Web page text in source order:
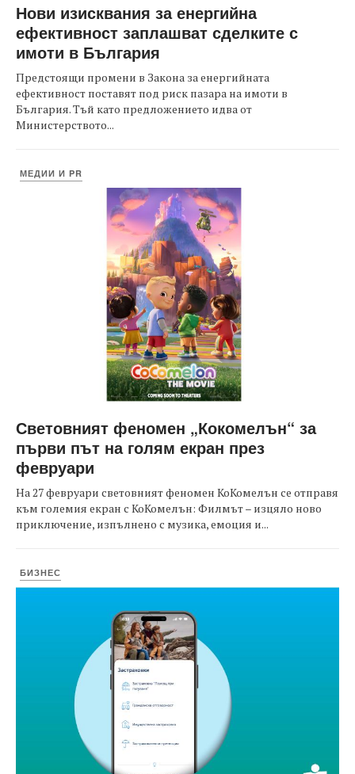
Нови изисквания за енергийна
ефективност заплашват сделките с
имоти в България
Предстоящи промени в Закона за енергийната
ефективност поставят под риск пазара на имоти в
България. Тъй като предложението идва от
Министерството...
МЕДИИ И PR
Световният феномен „Кокомелън“ за
първи път на голям екран през
февруари
На 27 февруари световният феномен КоКомелън се отправя
към големия екран с КоКомелън: Филмът – изцяло ново
приключение, изпълнено с музика, емоция и...
БИЗНЕС